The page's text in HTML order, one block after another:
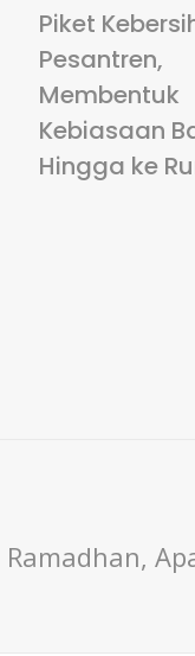
Piket
Pesantren,
Membentuk
Kebiasaan
Hingga ke